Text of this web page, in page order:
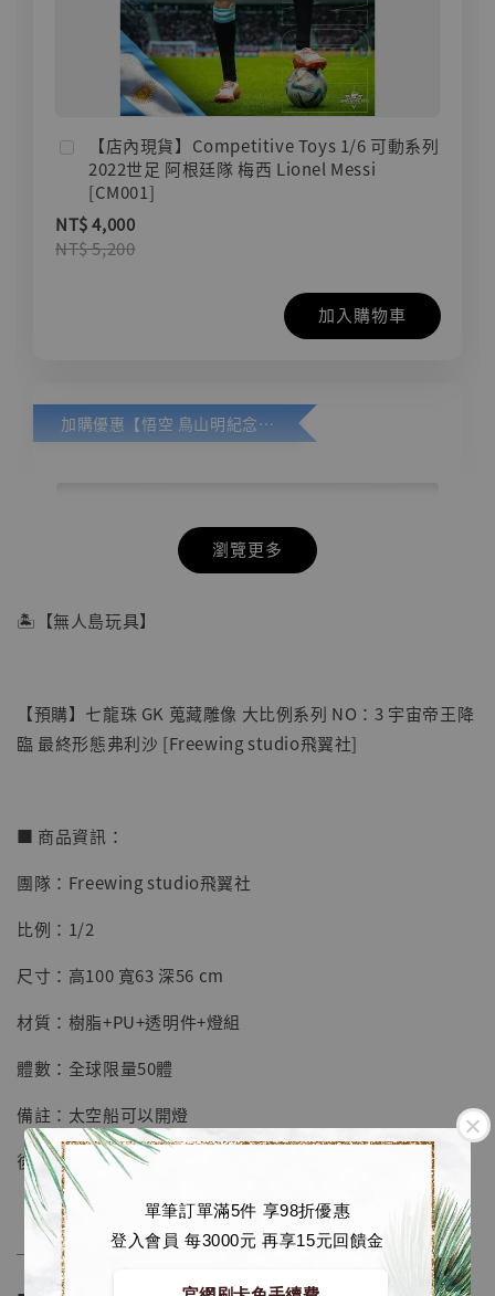
單筆訂單滿5件 享98折優惠
登入會員 每3000元 再享15元回饋金
【店內現貨】Competitive Toys 1/6 可動系列
2022世足 阿根廷隊 梅西 Lionel Messi
[CM001]
NT$ 4,000
NT$ 5,200
加入購物車
加購優惠【悟空 鳥山明紀念款 [奇蹟工作室]】
【店內現貨】七龍珠 系列蒐藏雕像 悟空 鳥山
明紀念款 [奇蹟工作室]
NT$ 5,580
瀏覽更多
🏝【無人島玩具】
【預購】七龍珠 GK 蒐藏雕像 大比例系列 NO：3 宇宙帝王降
臨 最終形態弗利沙 [Freewing studio飛翼社]
■ 商品資訊：
團隊：Freewing studio飛翼社
比例：1/2
尺寸：高100 寬63 深56 cm
材質：樹脂+PU+透明件+燈組
體數：全球限量50體
備註：太空船可以開燈
後續企劃：弗利沙全形態解鎖 VS 初超悟空來臨
──────────────